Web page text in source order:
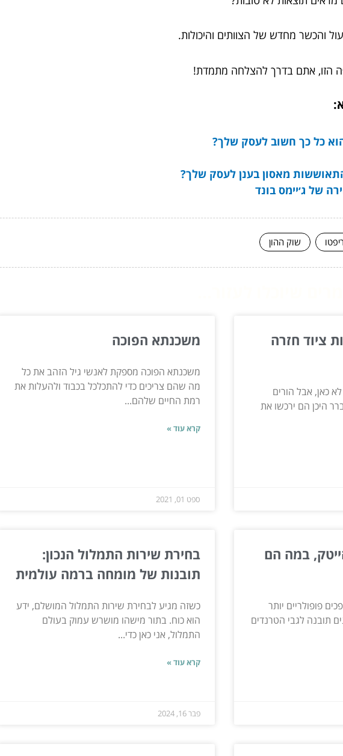
והכשר מחדש של הצוותים והיכולות.
הזו, אתם בדרך להצלחה מתמדת!
כל כך חשוב לעסק שלך?
מאסון בענן לעסק שלך?
של ג׳יימס בונד
שוק ההון
ציוד חזרה
כאן, אבל הורים
היכן הם ירכשו את
משכנתא הפוכה
משכנתא הפוכה מספקת לאנשי גיל הזהב את כל
מה שהם צריכים כדי להתכלכל בכבוד ולהעלות את
רמת החיים שלהם...
קרא עוד »
ספט 01, 2021
במה הם
פופולריים יותר
תובנה לגבי הטרנדים
בחירת שירות התמלול הנכון:
תובנות של מומחה ברמה עולמית
כשזה מגיע לבחירת שירות התמלול המושלם, ידע
הוא כוח. בתור מישהו מושרש עמוק בעולם
התמלול, אני כאן כדי...
קרא עוד »
פבר 16, 2024